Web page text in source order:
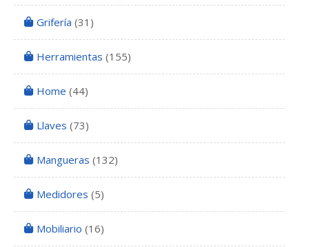
Grifería (31)
Herramientas (155)
Home (44)
Llaves (73)
Mangueras (132)
Medidores (5)
Mobiliario (16)